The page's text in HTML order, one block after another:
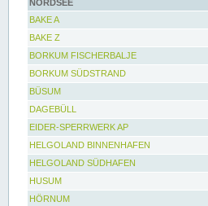
NORDSEE
BAKE A
BAKE Z
BORKUM FISCHERBALJE
BORKUM SÜDSTRAND
BÜSUM
DAGEBÜLL
EIDER-SPERRWERK AP
HELGOLAND BINNENHAFEN
HELGOLAND SÜDHAFEN
HUSUM
HÖRNUM